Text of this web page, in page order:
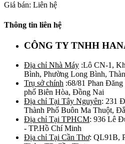
Giá bán: Liên hệ
Thông tin liên hệ
CÔNG TY TNHH
Địa chỉ Nhà Máy :Lô CN-1,
Bình, Phường Long Bình,
Trụ sở chính :68/81 Phan
phố Biên Hòa, Đồng Nai
Địa chỉ Tại Tây Nguyên: 231
Thành Phố Buôn Ma Thuột,
Địa chỉ Tại TPHCM: 936 Lê
- TP.Hồ Chí Minh
Địa chỉ Tại Cần Thơ: QL91B,